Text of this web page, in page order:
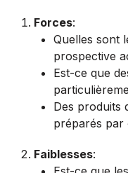
Forces:
Quelles sont
prospective
Est-ce que
Des produits
préparés par
Faiblesses: